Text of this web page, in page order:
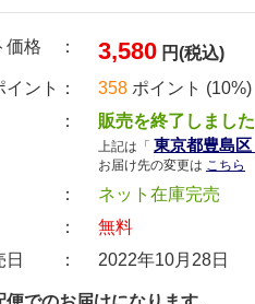
価格 ： 3,580 円(税込)
ント：
358 ポイント (10%)
安 ：
販売を終了しました
上記は「 東京都豊島区
お届け先の変更は こちら
：
ネット在庫完売
料 ：
無料
売日 ：
2022年10月28日